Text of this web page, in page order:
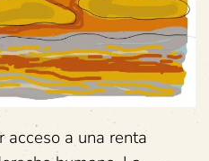
a una renta